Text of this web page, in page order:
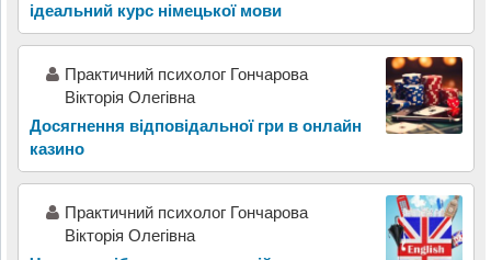
ідеальний курс німецької мови
Практичний психолог Гончарова
Вікторія Олегівна
Досягнення відповідальної гри в онлайн
казино
Практичний психолог Гончарова
Вікторія Олегівна